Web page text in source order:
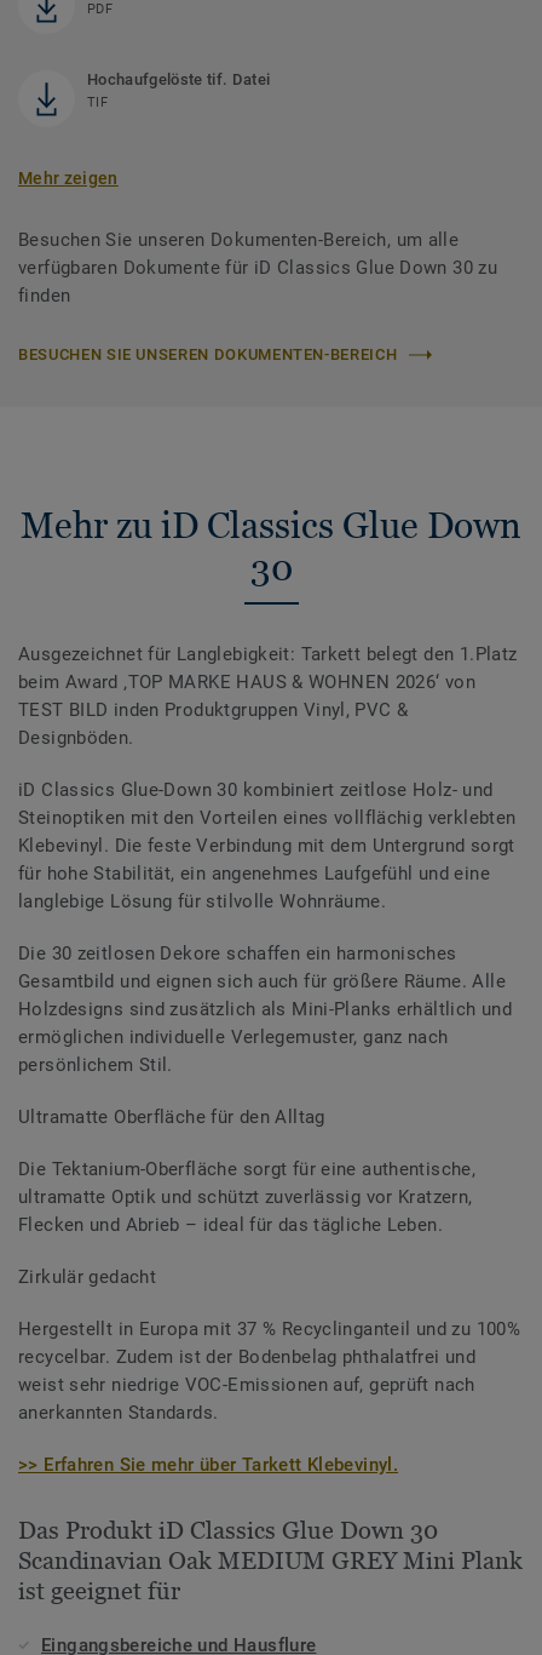
PDF
Hochaufgelöste tif. Datei
TIF
Mehr zeigen
Besuchen Sie unseren Dokumenten-Bereich, um alle
verfügbaren Dokumente für iD Classics Glue Down 30 zu
finden
BESUCHEN SIE UNSEREN DOKUMENTEN-BEREICH
Mehr zu iD Classics Glue Down
30
Ausgezeichnet für Langlebigkeit: Tarkett belegt den 1.Platz
beim Award ‚TOP MARKE HAUS & WOHNEN 2026‘ von
TEST BILD inden Produktgruppen Vinyl, PVC &
Designböden.
iD Classics Glue-Down 30 kombiniert zeitlose Holz- und
Steinoptiken mit den Vorteilen eines vollflächig verklebten
Klebevinyl. Die feste Verbindung mit dem Untergrund sorgt
für hohe Stabilität, ein angenehmes Laufgefühl und eine
langlebige Lösung für stilvolle Wohnräume.
Die 30 zeitlosen Dekore schaffen ein harmonisches
Gesamtbild und eignen sich auch für größere Räume. Alle
Holzdesigns sind zusätzlich als Mini-Planks erhältlich und
ermöglichen individuelle Verlegemuster, ganz nach
persönlichem Stil.
Ultramatte Oberfläche für den Alltag
Die Tektanium-Oberfläche sorgt für eine authentische,
ultramatte Optik und schützt zuverlässig vor Kratzern,
Flecken und Abrieb – ideal für das tägliche Leben.
Zirkulär gedacht
Hergestellt in Europa mit 37 % Recyclinganteil und zu 100%
recycelbar. Zudem ist der Bodenbelag phthalatfrei und
weist sehr niedrige VOC-Emissionen auf, geprüft nach
anerkannten Standards.
>> Erfahren Sie mehr über Tarkett Klebevinyl.
Das Produkt iD Classics Glue Down 30
Scandinavian Oak MEDIUM GREY Mini Plank
ist geeignet für
Eingangsbereiche und Hausflure